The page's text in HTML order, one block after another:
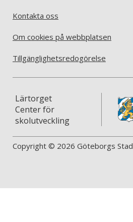
Kontakta oss
Om cookies på webbplatsen
Tillgänglighetsredogörelse
Lärtorget
Center för
skolutveckling
Copyright © 2026 Göteborgs Stad